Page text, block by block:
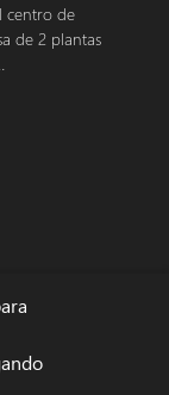
centro de
de 2 plantas